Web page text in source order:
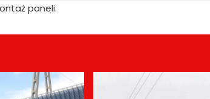
paneli.